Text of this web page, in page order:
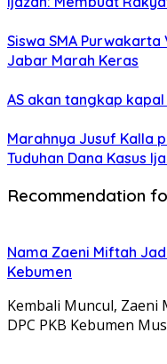
Siswa SMA
Jabar Marah Keras
AS akan tangkap
Marahnya Jusuf Kalla
Tuduhan Dana Kasus
Recommendation
Nama Zaeni Miftah
Kebumen
Kembali Muncul, Zaeni
DPC PKB Kebumen